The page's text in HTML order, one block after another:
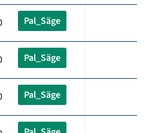
Pal_Säge
Pal_Säge
Pal_Säge